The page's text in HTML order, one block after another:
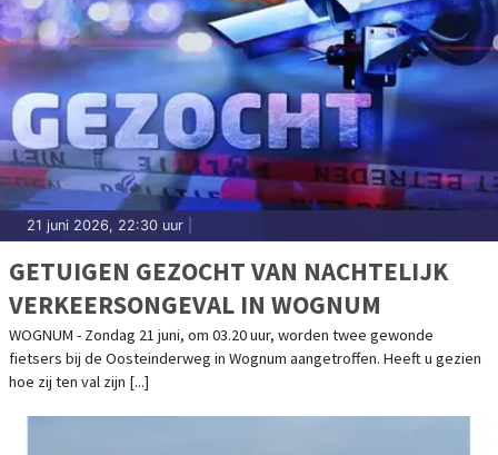
21 juni 2026, 22:30 uur
GETUIGEN GEZOCHT VAN NACHTELIJK
VERKEERSONGEVAL IN WOGNUM
WOGNUM - Zondag 21 juni, om 03.20 uur, worden twee gewonde
fietsers bij de Oosteinderweg in Wognum aangetroffen. Heeft u gezien
hoe zij ten val zijn [...]